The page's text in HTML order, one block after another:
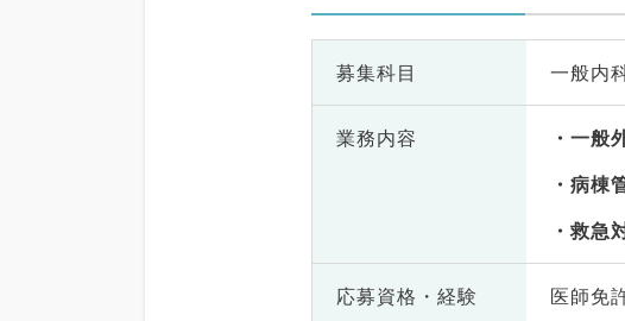
募集科目 一般内
業務内容
一般
病棟
救急
応募資格・ 経験 医師免